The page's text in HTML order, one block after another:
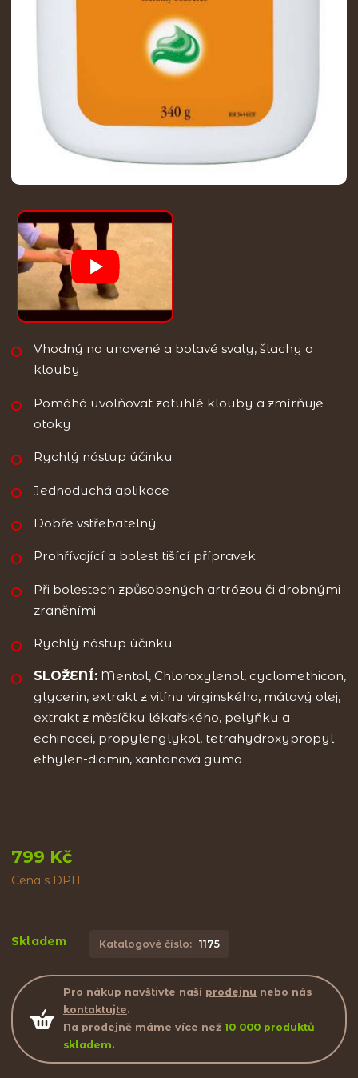
Vhodný na unavené a bolavé svaly, šlachy a
klouby
Pomáhá uvolňovat zatuhlé klouby a zmírňuje
otoky
Rychlý nástup účinku
Jednoduchá aplikace
Dobře vstřebatelný
Prohřívající a bolest tišící přípravek
Při bolestech způsobených artrózou či drobnými
zraněními
Rychlý nástup účinku
SLOŽENÍ: Mentol, Chloroxylenol, cyclomethicon,
glycerin, extrakt z vilínu virginského, mátový olej,
extrakt z měsíčku lékařského, pelyňku a
echinacei, propylenglykol, tetrahydroxypropyl-
ethylen-diamin, xantanová guma
799 Kč
Cena s DPH
Skladem Katalogové číslo: 1175
Pro nákup navštivte naší prodejnu nebo nás
kontaktujte.
Na prodejně máme více než 10 000 produktů
skladem.